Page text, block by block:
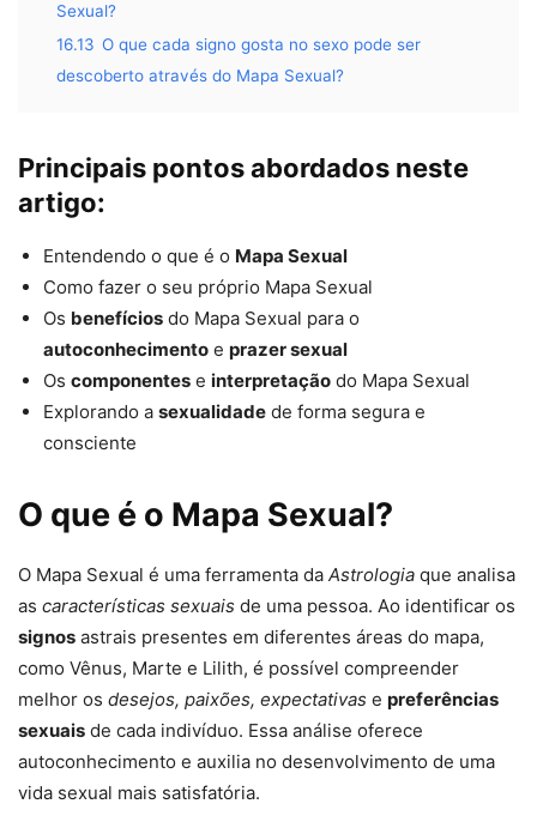
Sexual?
16.13 O que cada signo gosta no sexo pode ser
descoberto através do Mapa Sexual?
Principais pontos abordados neste
artigo:
Entendendo o que é o Mapa Sexual
Como fazer o seu próprio Mapa Sexual
Os benefícios do Mapa Sexual para o
autoconhecimento e prazer sexual
Os componentes e interpretação do Mapa Sexual
Explorando a sexualidade de forma segura e
consciente
O que é o Mapa Sexual?
O Mapa Sexual é uma ferramenta da Astrologia que analisa
as características sexuais de uma pessoa. Ao identificar os
signos astrais presentes em diferentes áreas do mapa,
como Vênus, Marte e Lilith, é possível compreender
melhor os desejos, paixões, expectativas e preferências
sexuais de cada indivíduo. Essa análise oferece
autoconhecimento e auxilia no desenvolvimento de uma
vida sexual mais satisfatória.